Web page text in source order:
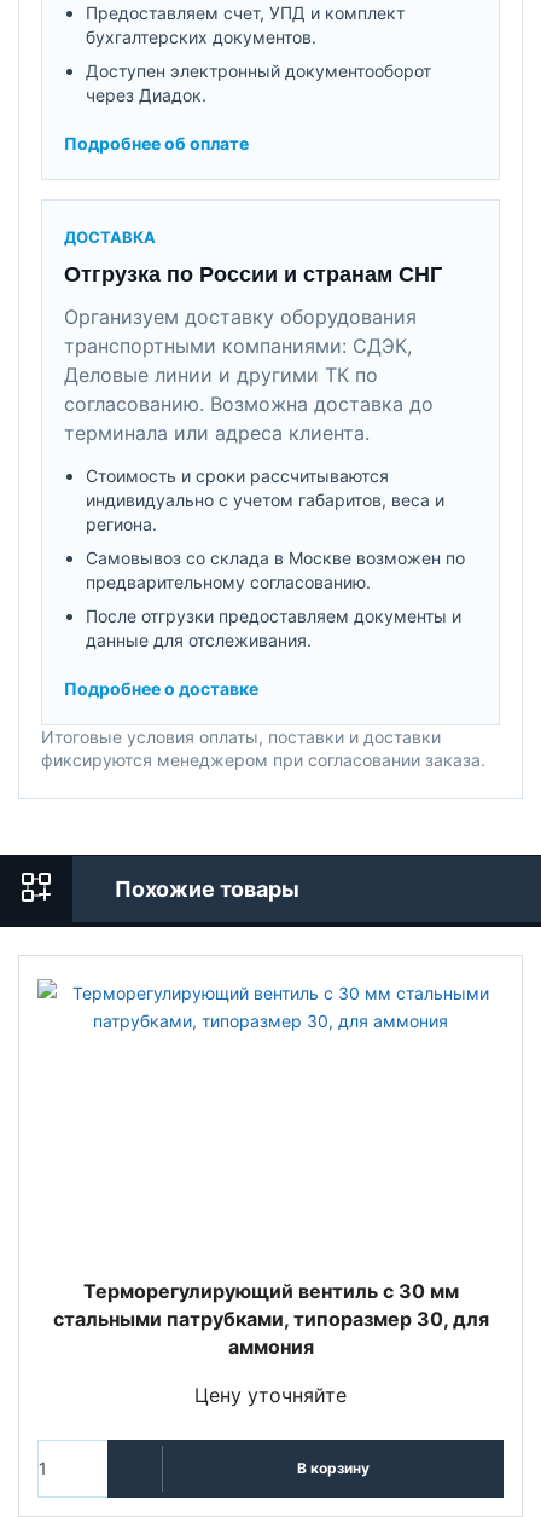
Предоставляем счет, УПД и комплект
бухгалтерских документов.
Доступен электронный документооборот
через Диадок.
Подробнее об оплате
ДОСТАВКА
Отгрузка по России и странам СНГ
Организуем доставку оборудования
транспортными компаниями: СДЭК,
Деловые линии и другими ТК по
согласованию. Возможна доставка до
терминала или адреса клиента.
Стоимость и сроки рассчитываются
индивидуально с учетом габаритов, веса и
региона.
Самовывоз со склада в Москве возможен по
предварительному согласованию.
После отгрузки предоставляем документы и
данные для отслеживания.
Подробнее о доставке
Итоговые условия оплаты, поставки и доставки
фиксируются менеджером при согласовании заказа.
Похожие товары
Терморегулирующий вентиль c 30 мм
стальными патрубками, типоразмер 30, для
аммония
Цену уточняйте
В корзину